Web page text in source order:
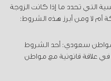
التي تحدد ما إذا كانت الزوجة
أم لا ومن أبرز هذه الشروط:
سعودي: أحد الشروط
علاقة قانونية مع مواطن